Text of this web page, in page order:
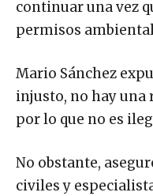
continuar una vez
permisos
Mario Sánchez
injusto, no hay una
por lo que no es
No obstante,
civiles y